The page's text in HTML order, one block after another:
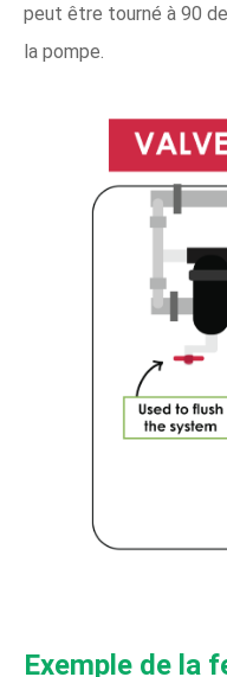
peut être tourné à 90
la pompe.
Exemple de la